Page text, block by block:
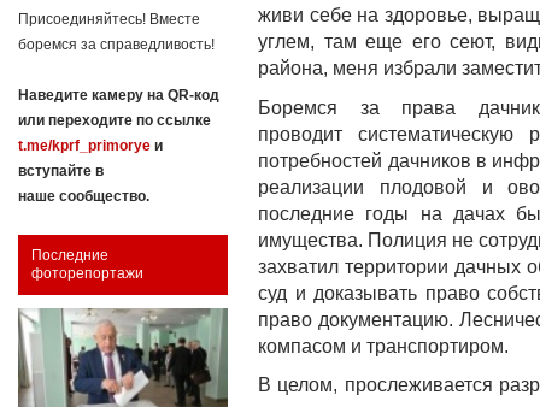
Присоединяйтесь! Вместе
боремся за справедливость!
Наведите камеру на QR-код
или переходите по ссылке
t.me/kprf_primorye и
вступайте в
наше сообщество.
Последние
фоторепортажи
живи себе на здоровье,
углем, там еще его сеют,
района, меня избрали
Боремся за права
проводит
потребностей дачников в
реализации плодовой и
последние годы на дачах
имущества. Полиция не
захватил территории дачных
суд и доказывать право
право документацию.
компасом и транспортиром.
В целом, прослеживается